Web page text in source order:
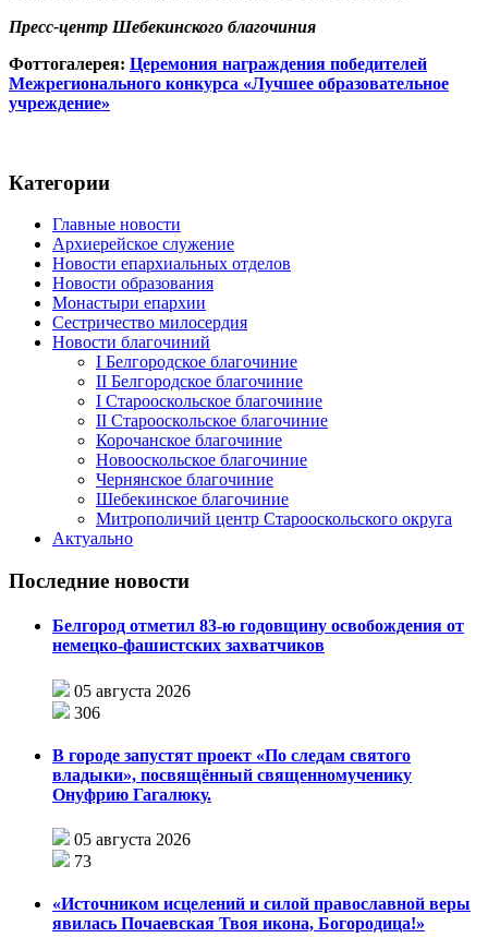
Пресс-центр Шебекинского благочиния
Фоттогалерея: Церемония награждения победителей
Межрегионального конкурса «Лучшее образовательное
учреждение»
Категории
Главные новости
Архиерейское служение
Новости епархиальных отделов
Новости образования
Монастыри епархии
Сестричество милосердия
Новости благочиний
I Белгородское благочиние
II Белгородское благочиние
I Старооскольское благочиние
II Старооскольское благочиние
Корочанское благочиние
Новооскольское благочиние
Чернянское благочиние
Шебекинское благочиние
Митрополичий центр Старооскольского округа
Актуально
Последние новости
Белгород отметил 83-ю годовщину освобождения от
немецко-фашистских захватчиков
05 августа 2026
306
В городе запустят проект «По следам святого
владыки», посвящённый священномученику
Онуфрию Гагалюку.
05 августа 2026
73
«Источником исцелений и силой православной веры
явилась Почаевская Твоя икона, Богородица!»